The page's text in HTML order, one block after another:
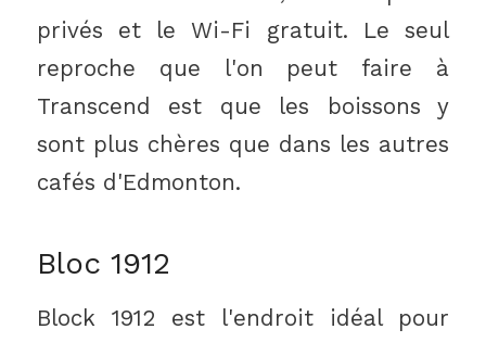
privés et le Wi-Fi gratuit. Le seul
reproche que l'on peut faire à
Transcend est que les boissons y
sont plus chères que dans les autres
cafés d'Edmonton.
Bloc 1912
Block 1912 est l'endroit idéal pour